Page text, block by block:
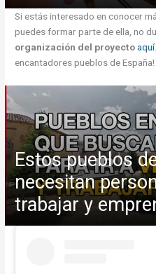
Si estás interesado en conocer
puedes formar parte de ella, no
organización del proyectoaquí
encantadores pueblos de España!
Estos pueblos
necesitan
trabajar y